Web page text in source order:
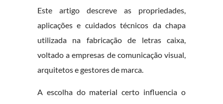
Este artigo descreve as propriedades,
aplicações e cuidados técnicos da chapa
utilizada na fabricação de letras caixa,
voltado a empresas de comunicação visual,
arquitetos e gestores de marca.
A escolha do material certo influencia o